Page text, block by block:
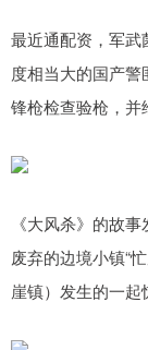
最近通配资，军武
度相当大的国产
锋枪检查验枪，并
《大风杀》的故
废弃的边境小镇“
崖镇）发生的一起